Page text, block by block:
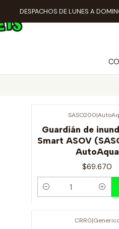
DESPACHOS DE LUNES A
SASO200|
Guardián de
Smart ASOV
AutoAqua
$69.670
Cantidad
CRR0|